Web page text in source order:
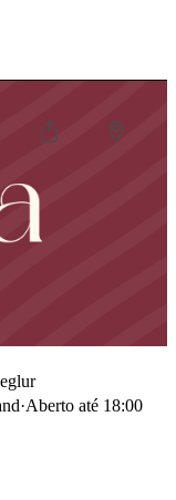
·Aberto até 18:00